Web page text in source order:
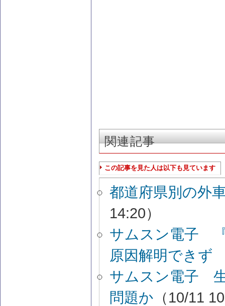
関連記事
この記事を見た人は以下も見ています
都道府県別の外
14:20）
サムスン電子
原因解明できず
サムスン電子
問題か （10/11